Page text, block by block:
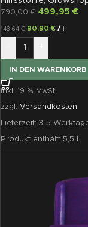
5,5 Lmulator, 5,5 L
790,00€ 499,95 €
143,64€ 90,90€ /
IN DEN WARENKORB
inkl. 19 % MwSt.
zzgl. Versandkosten
Lieferzeit: 3-5
Produkt enthält: 5,5